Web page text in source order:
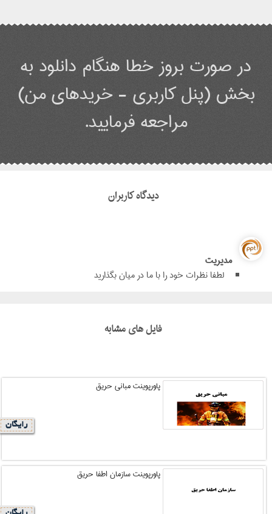
در صورت بروز خطا هنگام دانلود به
بخش (پنل کاربری - خریدهای من)
مراجعه فرمایید.
دیدگاه کاربران
مدیریت
لطفا نظرات خود را با ما در میان بگذارید
فایل های مشابه
پاورپوینت مبانی حریق
رایگان
پاورپوینت سازمان اطفا حریق